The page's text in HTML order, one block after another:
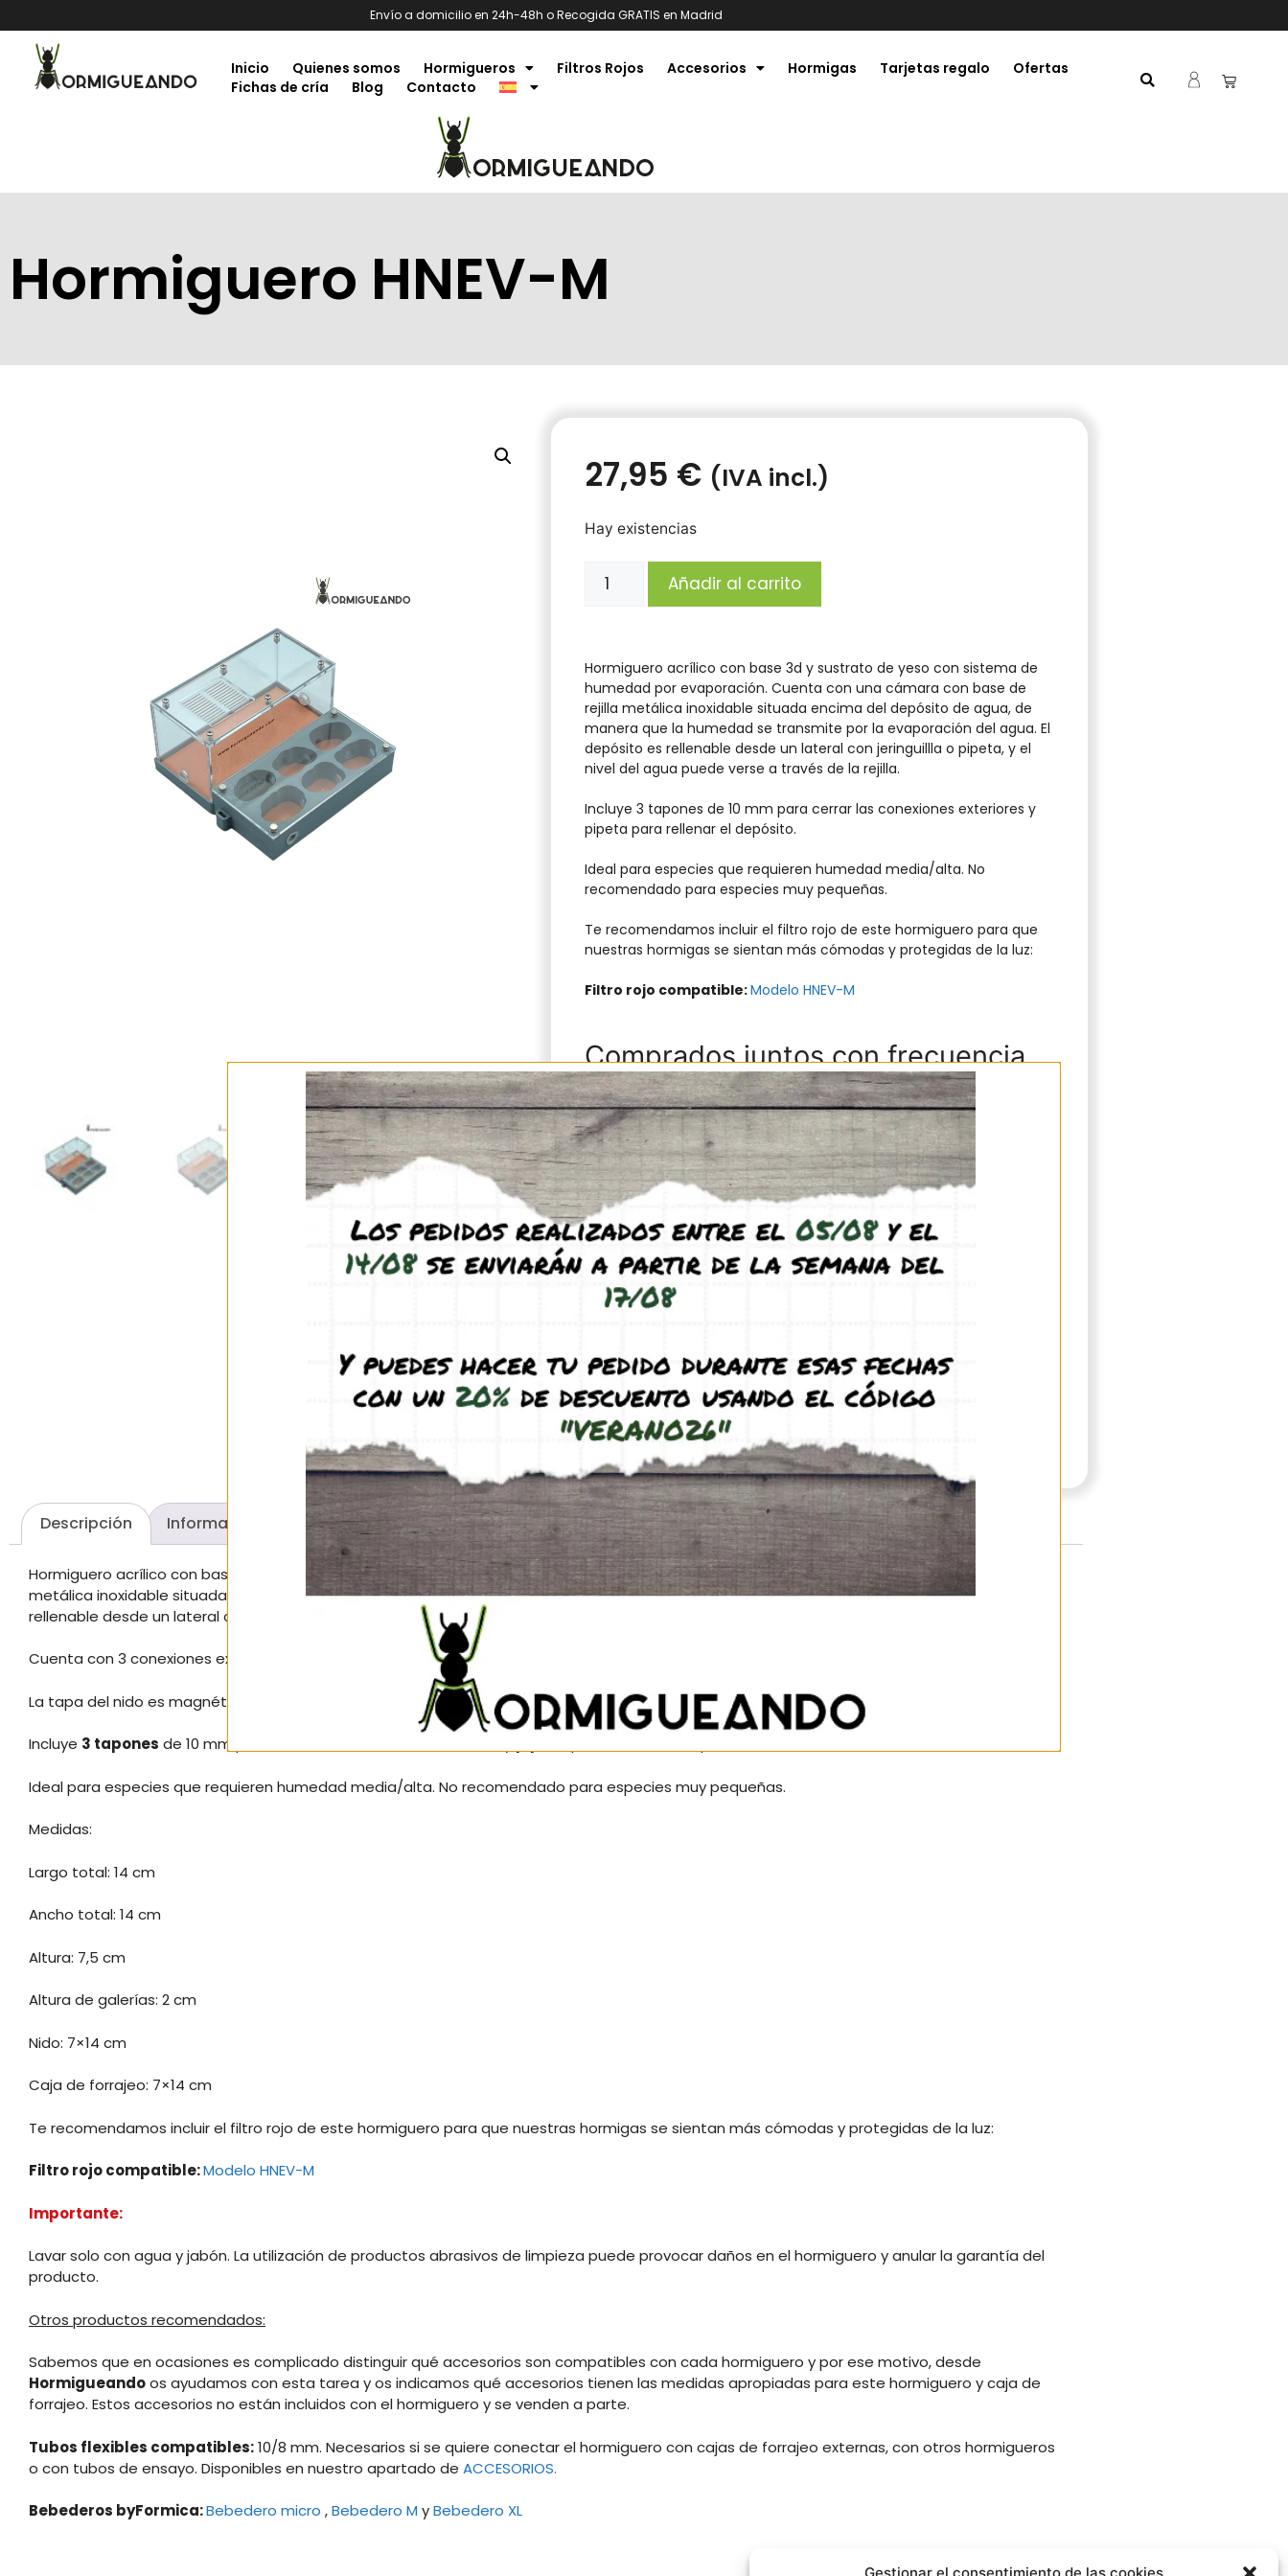
Envío a domicilio en 24h-48h o Recogida GRATIS en Madrid
Inicio Quienes somos Hormigueros Filtros Rojos Accesorios Hormigas Tarjetas regalo
Ofertas
Fichas de cría
Blog Contacto
Hormiguero HNEV-M
27,95 € (IVA incl.)
Hay existencias
Añadir al carrito
Hormiguero acrílico con base 3d y sustrato de yeso con sistema de
humedad por evaporación. Cuenta con una cámara con base de
rejilla metálica inoxidable situada encima del depósito de agua, de
manera que la humedad se transmite por la evaporación del agua. El
depósito es rellenable desde un lateral con jeringuillla o pipeta, y el
nivel del agua puede verse a través de la rejilla.
Incluye 3 tapones de 10 mm para cerrar las conexiones exteriores y
pipeta para rellenar el depósito.
Ideal para especies que requieren humedad media/alta. No
recomendado para especies muy pequeñas.
Te recomendamos incluir el filtro rojo de este hormiguero para que
nuestras hormigas se sientan más cómodas y protegidas de la luz:
Filtro rojo compatible:Modelo HNEV-M
Comprados juntos con frecuencia
+ + +
Precio pack: 35,90€
Comprar pack
Filtros para modelos de evaporación Modelo hormiguero: HNEV-M
1,55€
Bebedero M byFormica-3,95€ (IVA incl.)
Descripción Información adicional Valoraciones (0) Preguntas y respuestas
Hormiguero acrílico con base 3d y sustrato de yeso con sistema de humedad por evaporación. Cuenta con una cámara con base de rejilla
metálica inoxidable situada encima del depósito de agua, de manera que la humedad se transmite por la evaporación del agua. El depósito es
rellenable desde un lateral con jeringuillla o pipeta, y el nivel del agua puede verse a través de la rejilla.
Cuenta con 3 conexiones externas de 10 mm, 2 situadas en los laterales de la caja de forrajeo y 1 situada en la parte frontal del nido.
La tapa del nido es magnética, de modo que se facilita su extracción y colocación.
Incluye 3 tapones de 10 mm para cerrar las conexiones exteriores y
Ideal para especies que requieren humedad media/alta. No recomendado para especies muy pequeñas.
Medidas:
Largo total: 14 cm
Ancho total: 14 cm
Altura: 7,5 cm
Altura de galerías: 2 cm
Nido: 7×14 cm
Caja de forrajeo: 7×14 cm
Te recomendamos incluir el filtro rojo de este hormiguero para que nuestras hormigas se sientan más cómodas y protegidas de la luz:
Filtro rojo compatible:Modelo HNEV-M
Importante:
Lavar solo con agua y jabón. La utilización de productos abrasivos de limpieza puede provocar daños en el hormiguero y anular la garantía del
producto.
Otros productos recomendados:
Sabemos que en ocasiones es complicado distinguir qué accesorios son compatibles con cada hormiguero y por ese motivo, desde
Hormigueandoos ayudamos con esta tarea y os indicamos qué accesorios tienen las medidas apropiadas para este hormiguero y caja de
forrajeo. Estos accesorios no están incluidos con el hormiguero y se venden a parte.
Tubos flexibles compatibles:10/8 mm. Necesarios si se quiere conectar el hormiguero con cajas de forrajeo externas, con otros hormigueros
o con tubos de ensayo. Disponibles en nuestro apartado de ACCESORIOS.
Bebederos byFormica:Bebedero micro ,Bebedero M yBebedero XL